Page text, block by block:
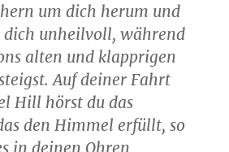
um dich herum und
dich unheilvoll, während
alten und klapprigen
Auf deiner Fahrt
Hill hörst du das
den Himmel erfüllt, so
in deinen Ohren